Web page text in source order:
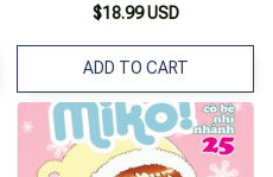
$18.99 USD
ADD TO CART